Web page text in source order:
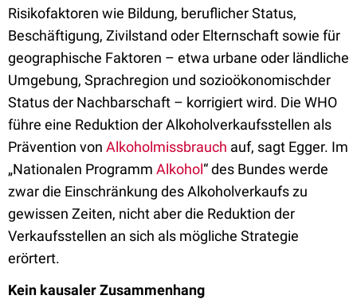
Risikofaktoren wie Bildung, beruflicher Status,
Beschäftigung, Zivilstand oder Elternschaft sowie für
geographische Faktoren – etwa urbane oder ländliche
Umgebung, Sprachregion und sozioökonomischder
Status der Nachbarschaft – korrigiert wird. Die WHO
führe eine Reduktion der Alkoholverkaufsstellen als
Prävention von Alkoholmissbrauch auf, sagt Egger. Im
„Nationalen Programm Alkohol“ des Bundes werde
zwar die Einschränkung des Alkoholverkaufs zu
gewissen Zeiten, nicht aber die Reduktion der
Verkaufsstellen an sich als mögliche Strategie
erörtert.
Kein kausaler Zusammenhang